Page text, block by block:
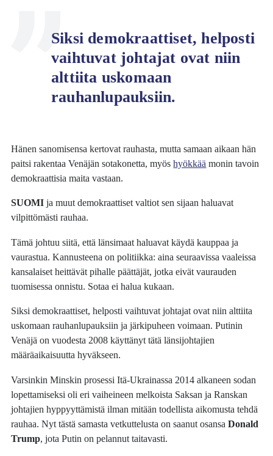
Siksi demokraattiset, helposti
vaihtuvat johtajat ovat niin
alttiita uskomaan
rauhanlupauksiin.
Hänen sanomisensa kertovat rauhasta, mutta samaan aikaan hän
paitsi rakentaa Venäjän sotakonetta, myöshyökkää monin tavoin
demokraattisia maita vastaan.
SUOMIja muut demokraattiset valtiot sen sijaan haluavat
vilpittömästi rauhaa.
Tämä johtuu siitä, että länsimaat haluavat käydä kauppaa ja
vaurastua. Kannusteena on politiikka: aina seuraavissa vaaleissa
kansalaiset heittävät pihalle päättäjät, jotka eivät vaurauden
tuomisessa onnistu. Sotaa ei halua kukaan.
Siksi demokraattiset, helposti vaihtuvat johtajat ovat niin alttiita
uskomaan rauhanlupauksiin ja järkipuheen voimaan. Putinin
Venäjä on vuodesta 2008 käyttänyt tätä länsijohtajien
määräaikaisuutta hyväkseen.
Varsinkin Minskin prosessi Itä-Ukrainassa 2014 alkaneen sodan
lopettamiseksi oli eri vaiheineen melkoista Saksan ja Ranskan
johtajien hyppyyttämistä ilman mitään todellista aikomusta tehdä
rauhaa. Nyt tästä samasta vetkuttelusta on saanut osansaDonald
Trump, jota Putin on pelannut taitavasti.